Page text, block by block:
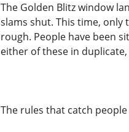
The Golden Blitz window
slams shut. This time, only
rough. People have been
either of these in
The rules that catch